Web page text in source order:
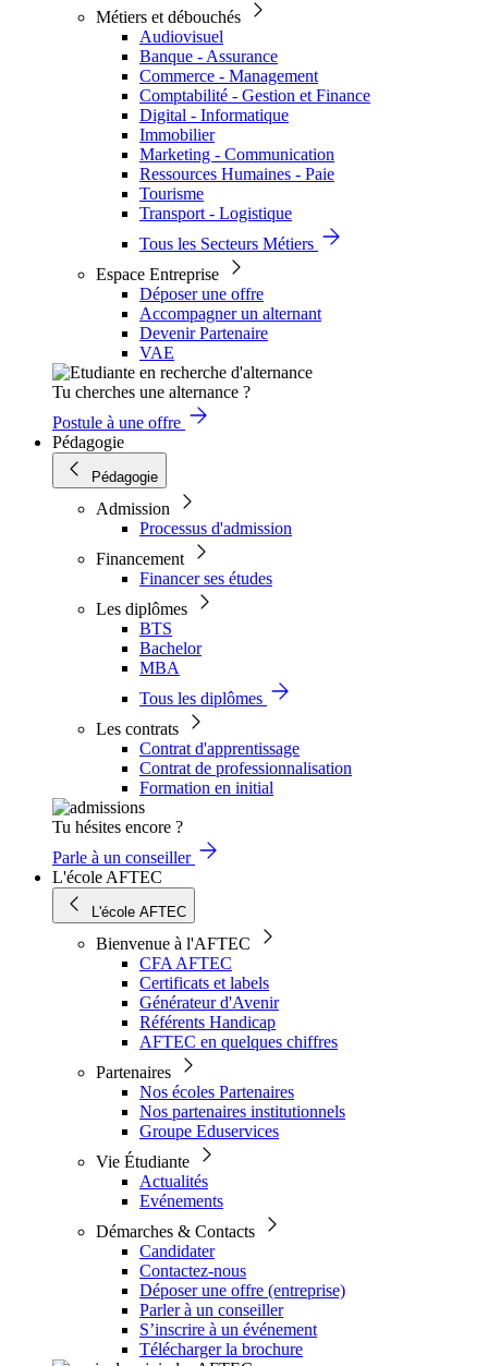
Métiers et débouchés
Audiovisuel
Banque - Assurance
Commerce - Management
Comptabilité - Gestion et Finance
Digital - Informatique
Immobilier
Marketing - Communication
Ressources Humaines - Paie
Tourisme
Transport - Logistique
Tous les Secteurs Métiers
Espace Entreprise
Déposer une offre
Accompagner un alternant
Devenir Partenaire
VAE
Tu cherches une alternance ?
Postule à une offre
Pédagogie
Pédagogie
Admission
Processus d'admission
Financement
Financer ses études
Les diplômes
BTS
Bachelor
MBA
Tous les diplômes
Les contrats
Contrat d'apprentissage
Contrat de professionnalisation
Formation en initial
Tu hésites encore ?
Parle à un conseiller
L'école AFTEC
L'école AFTEC
Bienvenue à l'AFTEC
CFA AFTEC
Certificats et labels
Générateur d'Avenir
Référents Handicap
AFTEC en quelques chiffres
Partenaires
Nos écoles Partenaires
Nos partenaires institutionnels
Groupe Eduservices
Vie Étudiante
Actualités
Evénements
Démarches & Contacts
Candidater
Contactez-nous
Déposer une offre (entreprise)
Parler à un conseiller
S’inscrire à un événement
Télécharger la brochure